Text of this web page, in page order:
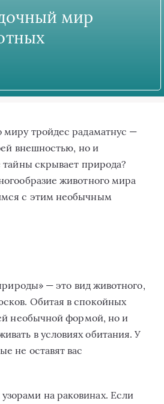
мир
миру тройдес радаматнус —
внешностью, но и
скрывает природа?
животного мира
с этим необычным
— это вид животного,
Обитая в спокойных
необычной формой, но и
в условиях обитания. У
не оставят вас
на раковинах. Если